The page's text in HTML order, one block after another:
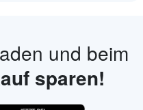
und beim
sparen!